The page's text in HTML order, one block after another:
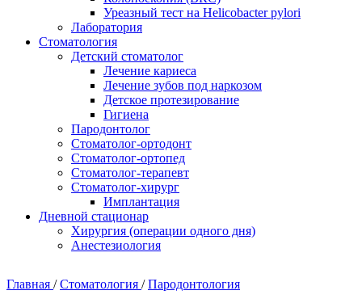
Уреазный тест на Helicobacter pylori
Лаборатория
Стоматология
Детский стоматолог
Лечение кариеса
Лечение зубов под наркозом
Детское протезирование
Гигиена
Пародонтолог
Стоматолог-ортодонт
Стоматолог-ортопед
Стоматолог-терапевт
Стоматолог-хирург
Имплантация
Дневной стационар
Хирургия (операции одного дня)
Анестезиология
Главная / Стоматология / Пародонтология